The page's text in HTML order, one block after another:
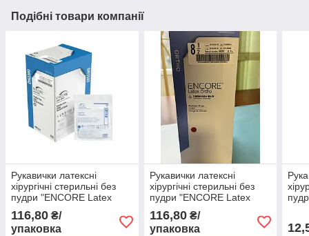
Подібні товари компанії
Рукавички латексні
хірургічні стерильні без
пудри "ENCORE Latex
Ortho" розмір 7,0
116,80 ₴/
упаковка
Рукавички латексні
хірургічні стерильні без
пудри "ENCORE Latex
Ortho" розмір 8,5
116,80₴/
упаковка